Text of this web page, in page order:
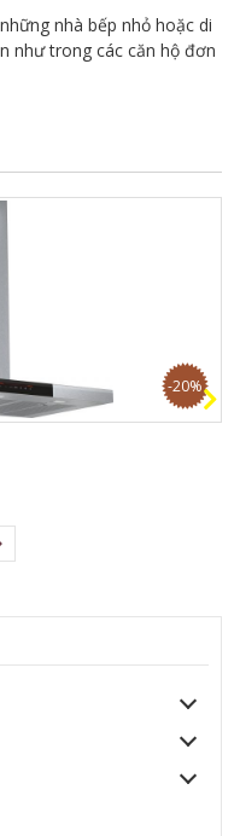
nhà bếp nhỏ hoặc di
như trong các căn hộ đơn
PID775DC1E